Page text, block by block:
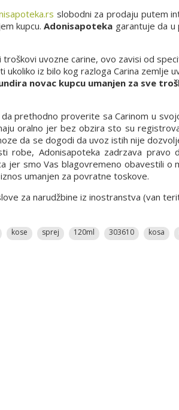
slobodni za prodaju putem
kupcu.Adonisapoteka garantuje da u
uvozne carine, ovo zavisi od
iz bilo kog razloga Carina zemlje
novac kupcu umanjen za sve
prethodno proverite sa Carinom u
oralno jer bez obzira sto su
da se dogodi da uvoz istih nije
robe, Adonisapoteka zadrzava
jer smo Vas blagovremeno obavestili o
umanjen za povratne toskove.
za narudžbine iz inostranstva (van
kose sprej 120ml 303610 kosa